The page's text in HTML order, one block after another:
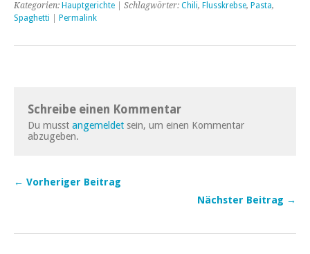
Kategorien: Hauptgerichte | Schlagwörter: Chili, Flusskrebse, Pasta,
Spaghetti
Permalink
Schreibe einen Kommentar
Du musst angemeldet sein, um einen Kommentar
abzugeben.
← Vorheriger Beitrag
Nächster Beitrag →